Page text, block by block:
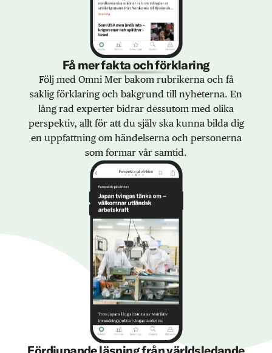
Få mer fakta och förklaring
Följ med Omni Mer bakom rubrikerna och få
saklig förklaring och bakgrund till nyheterna. En
lång rad experter bidrar dessutom med olika
perspektiv, allt för att du själv ska kunna bilda dig
en uppfattning om händelserna och personerna
som formar vår samtid.